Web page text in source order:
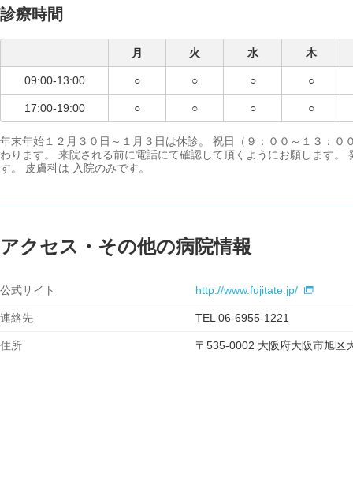
診療時間
月 火 水 木
09:00-13:00 ○ ○ ○ ○
17:00-19:00 ○ ○ ○ ○
年末年始１２月３０日～１月３日は休診。 祝日（９：００～１３：０
わります。 来院される前に電話にて確認して頂くようにお願します。
す。 皮膚科は 入院のみです。
アクセス・その他の病院情報
公式サイト http://www.fujitate.jp/
連絡先 TEL 06-6955-1221
住所 〒535-0002 大阪府大阪市旭区